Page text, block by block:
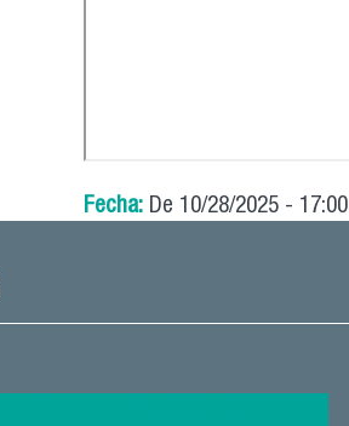
Fecha: De 10/28/2025 - 17:00